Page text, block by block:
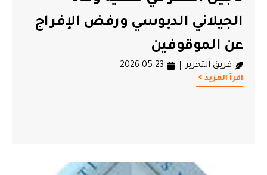
الجيلاني الدبوسي ورفض الإفراج
عن الموقوفين
فريق التحرير 2026.05.23
اقرأ المزيد